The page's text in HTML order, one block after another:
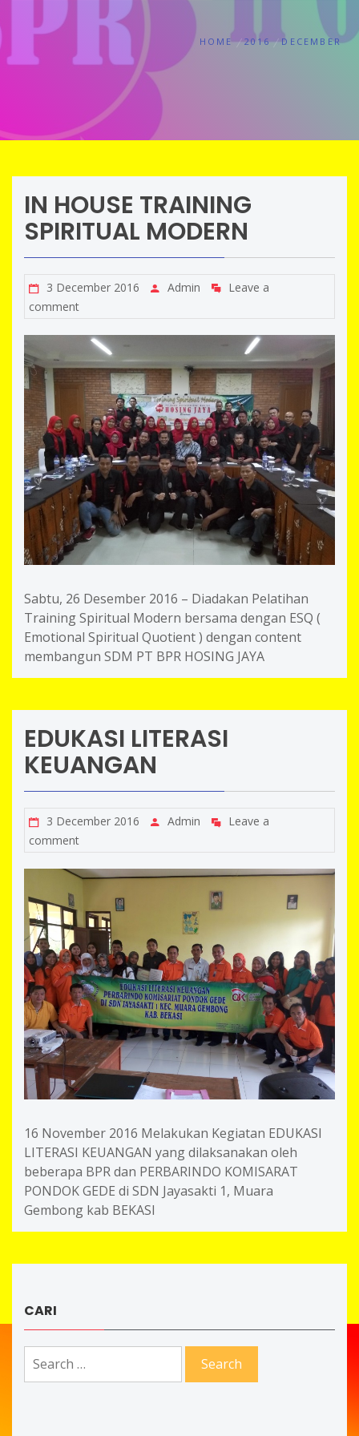
HOME 2016 DECEMBER
IN HOUSE TRAINING
SPIRITUAL MODERN
3 December 2016 Admin
Leave a
comment
Sabtu, 26 Desember 2016 – Diadakan Pelatihan
Training Spiritual Modern bersama dengan ESQ (
Emotional Spiritual Quotient ) dengan content
membangun SDM PT BPR HOSING JAYA
EDUKASI LITERASI
KEUANGAN
3 December 2016 Admin
Leave a
comment
16 November 2016 Melakukan Kegiatan EDUKASI
LITERASI KEUANGAN yang dilaksanakan oleh
beberapa BPR dan PERBARINDO KOMISARAT
PONDOK GEDE di SDN Jayasakti 1, Muara
Gembong kab BEKASI
CARI
Search
for: